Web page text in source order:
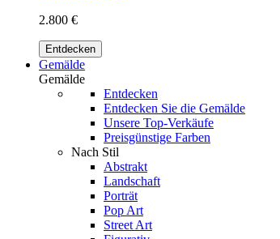
2.800 €
Entdecken
Gemälde
Gemälde
Entdecken
Entdecken Sie die Gemälde
Unsere Top-Verkäufe
Preisgünstige Farben
Nach Stil
Abstrakt
Landschaft
Porträt
Pop Art
Street Art